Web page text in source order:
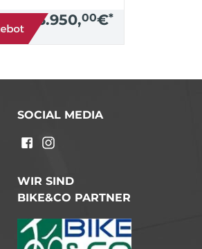
3.950,00€*
SOCIAL MEDIA
WIR SIND
BIKE&CO PARTNER